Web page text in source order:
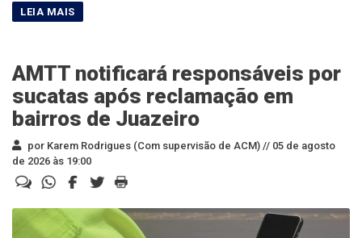
AMTT notificará responsáveis por
sucatas após reclamação em
bairros de Juazeiro
por Karem Rodrigues (Com supervisão de ACM) // 05 de agosto
de 2026 às 19:00